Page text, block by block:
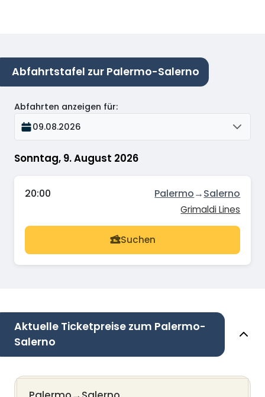
Abfahrtstafel zur Palermo-Salerno
Sonntag, 9. August 2026
Abfahrten anzeigen für:
09.08.2026
20:00 Palermo→Salerno
Grimaldi Lines
Suchen
Aktuelle Ticketpreise zum Palermo-
Salerno